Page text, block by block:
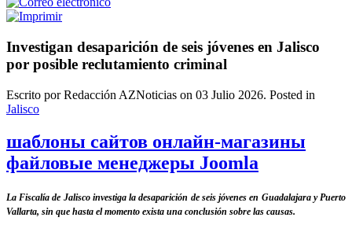
Investigan desaparición de seis jóvenes en Jalisco
por posible reclutamiento criminal
Escrito por Redacción AZNoticias on 03 Julio 2026. Posted in
Jalisco
шаблоны сайтов онлайн-магазины
файловые менеджеры Joomla
La Fiscalía de Jalisco investiga la desaparición de seis jóvenes en Guadalajara y Puerto
Vallarta, sin que hasta el momento exista una conclusión sobre las causas.